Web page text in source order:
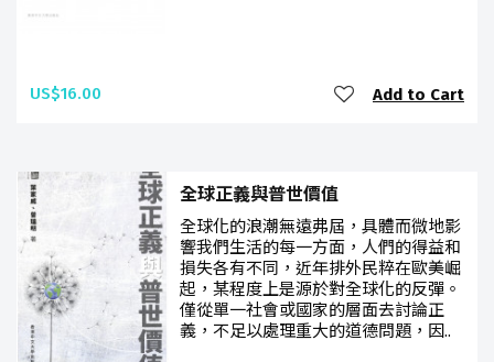
US$16.00 Add to Cart
全球正義與普世價值
全球化的浪潮無遠弗屆，具體而微地影
響我們生活的每一方面，人們的得益和
損失各有不同，近年排外民粹在歐美崛
起，某程度上是源於對全球化的反彈。
僅從單一社會或國家的層面去討論正
義，不足以處理重大的道德問題，因..